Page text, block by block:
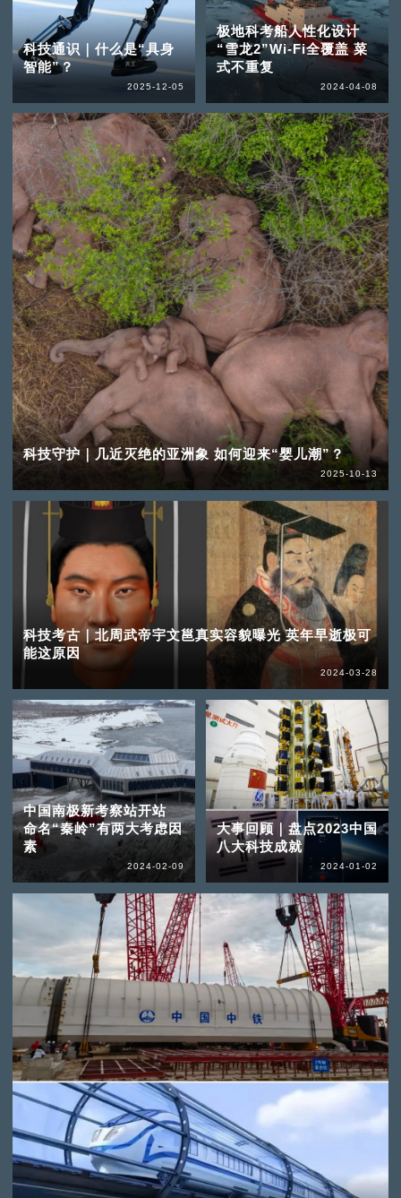
科技通识｜什么是“具身
智能”？
2025-12-05
科技守护｜几近灭绝的亚洲象 如何迎来“婴儿潮”？
2025-10-13
极地科考船人性化设计
“雪龙2”Wi-Fi全覆盖 菜
式不重复
2024-04-08
科技考古｜北周武帝宇文邕真实容貌曝光 英年早逝极可
能这原因
2024-03-28
中国南极新考察站开站
命名“秦岭”有两大考虑因
素
2024-02-09
大事回顾｜盘点2023中国
八大科技成就
2024-01-02